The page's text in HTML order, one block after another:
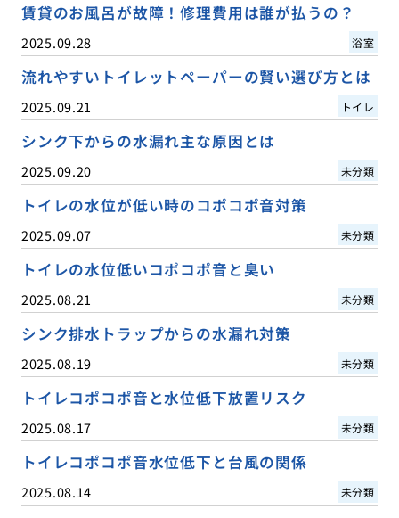
賃貸のお風呂が故障！修理費用は誰が払うの？
2025.09.28 浴室
流れやすいトイレットペーパーの賢い選び方とは
2025.09.21 トイレ
シンク下からの水漏れ主な原因とは
2025.09.20 未分類
トイレの水位が低い時のコポコポ音対策
2025.09.07 未分類
トイレの水位低いコポコポ音と臭い
2025.08.21 未分類
シンク排水トラップからの水漏れ対策
2025.08.19 未分類
トイレコポコポ音と水位低下放置リスク
2025.08.17 未分類
トイレコポコポ音水位低下と台風の関係
2025.08.14 未分類